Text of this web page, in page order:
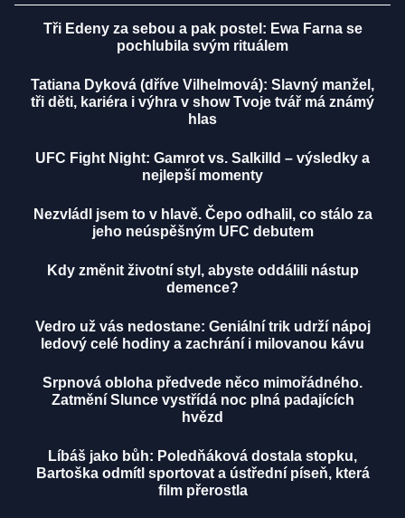
Tři Edeny za sebou a pak postel: Ewa Farna se
pochlubila svým rituálem
Tatiana Dyková (dříve Vilhelmová): Slavný manžel,
tři děti, kariéra i výhra v show Tvoje tvář má známý
hlas
UFC Fight Night: Gamrot vs. Salkilld – výsledky a
nejlepší momenty
Nezvládl jsem to v hlavě. Čepo odhalil, co stálo za
jeho neúspěšným UFC debutem
Kdy změnit životní styl, abyste oddálili nástup
demence?
Vedro už vás nedostane: Geniální trik udrží nápoj
ledový celé hodiny a zachrání i milovanou kávu
Srpnová obloha předvede něco mimořádného.
Zatmění Slunce vystřídá noc plná padajících
hvězd
Líbáš jako bůh: Poledňáková dostala stopku,
Bartoška odmítl sportovat a ústřední píseň, která
film přerostla